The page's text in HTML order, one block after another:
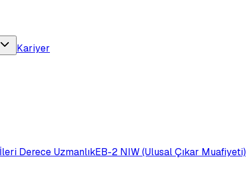
Kariyer
Derece UzmanlıkEB-2 NIW (Ulusal Çıkar Muafiyeti)